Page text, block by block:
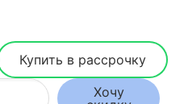
Купить в рассрочку
Хочу